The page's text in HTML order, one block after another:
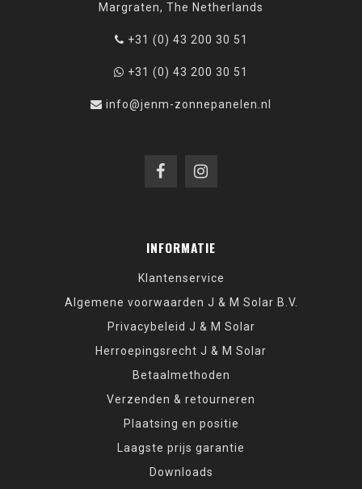
Margraten, The Netherlands
+31 (0) 43 200 30 51
+31 (0) 43 200 30 51
info@jenm-zonnepanelen.nl
INFORMATIE
Klantenservice
Algemene voorwaarden J & M Solar B.V.
Privacybeleid J & M Solar
Herroepingsrecht J & M Solar
Betaalmethoden
Verzenden & retourneren
Plaatsing en positie
Laagste prijs garantie
Downloads